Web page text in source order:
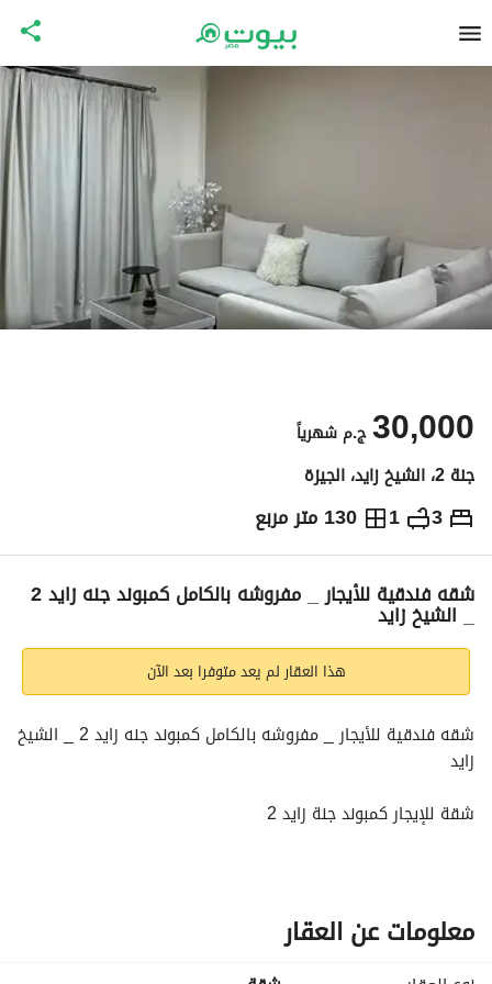
ج.م30,000 شهرياً
جنة 2، الشيخ زايد، الجيزة
3
1 130 متر مربع ج.م30,000شهرياً
الاماكن القريبة شقه فندقية للأيجار _ مفروشه بالكامل كمبوند جنه زايد 2
_ الشيخ زايد
هذا العقار لم يعد متوفرا بعد الآن
زايد
شقة للإيجار كمبوند جنة زايد 2
13 متر
3 غرف نوم
معلومات عن العقار